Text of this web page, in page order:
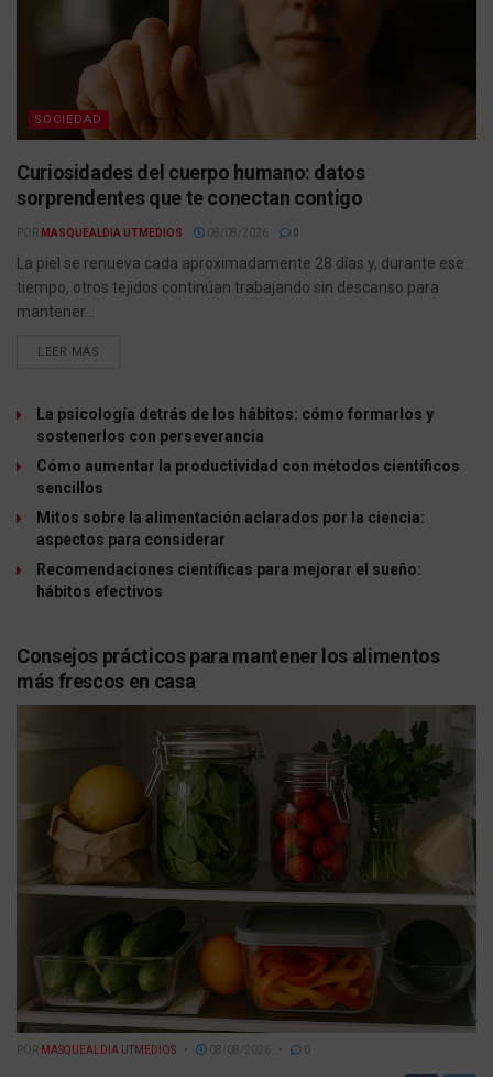
SOCIEDAD
Curiosidades del cuerpo humano: datos
sorprendentes que te conectan contigo
POR MASQUEALDIA UTMEDIOS 08/08/2026
La piel se renueva cada aproximadamente 28 días y, durante ese
tiempo, otros tejidos continúan trabajando sin descanso para
mantener...
LEER MÁS
La psicología detrás de los hábitos: cómo formarlos y
sostenerlos con perseverancia
Cómo aumentar la productividad con métodos científicos
sencillos
Mitos sobre la alimentación aclarados por la ciencia:
aspectos para considerar
Recomendaciones científicas para mejorar el sueño:
hábitos efectivos
Consejos prácticos para mantener los alimentos
más frescos en casa
POR MASQUEALDIA UTMEDIOS 08/08/2026 0